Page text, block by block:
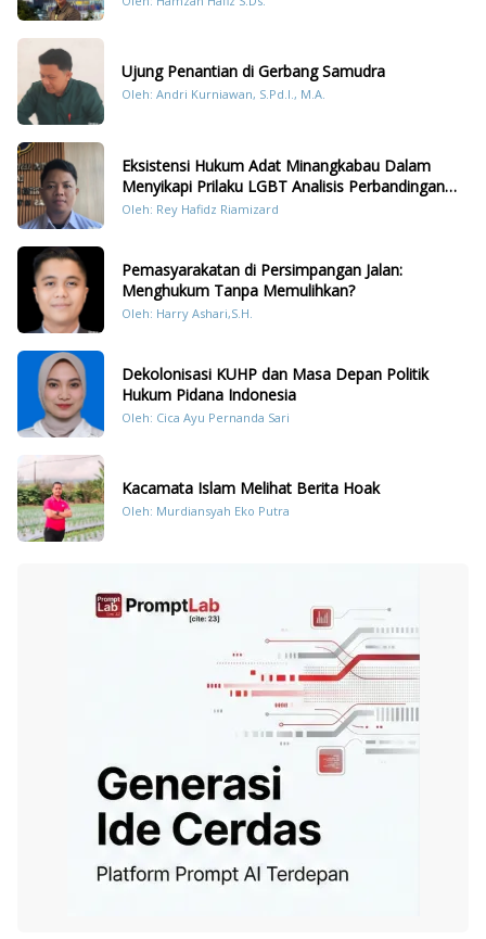
Ujung Penantian di Gerbang Samudra
Oleh: Andri Kurniawan, S.Pd.I., M.A.
Eksistensi Hukum Adat Minangkabau Dalam
Menyikapi Prilaku LGBT Analisis Perbandingan
Dengan Hukum Pidana
Oleh: Rey Hafidz Riamizard
Pemasyarakatan di Persimpangan Jalan:
Menghukum Tanpa Memulihkan?
Oleh: Harry Ashari,S.H.
Dekolonisasi KUHP dan Masa Depan Politik
Hukum Pidana Indonesia
Oleh: Cica Ayu Pernanda Sari
Kacamata Islam Melihat Berita Hoak
Oleh: Murdiansyah Eko Putra